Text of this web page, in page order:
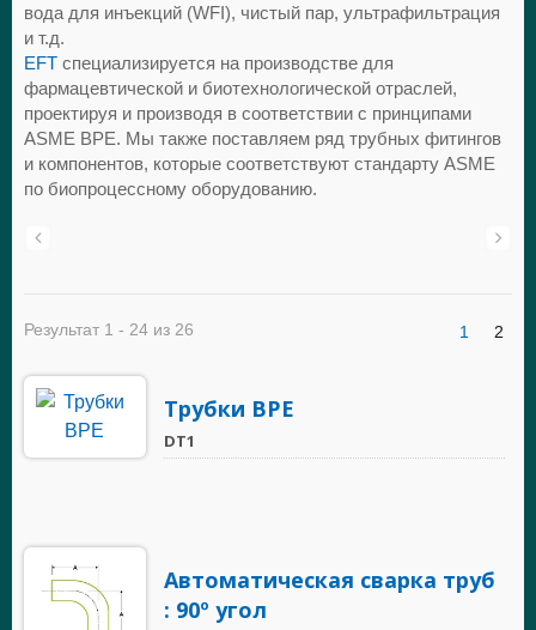
вода для инъекций (WFI), чистый пар, ультрафильтрация
и т.д.
EFT специализируется на производстве для
фармацевтической и биотехнологической отраслей,
проектируя и производя в соответствии с принципами
ASME BPE. Мы также поставляем ряд трубных фитингов
и компонентов, которые соответствуют стандарту ASME
по биопроцессному оборудованию.
Результат 1 - 24 из 26 1 2
Трубки BPE
DT1
Автоматическая сварка труб
: 90º угол